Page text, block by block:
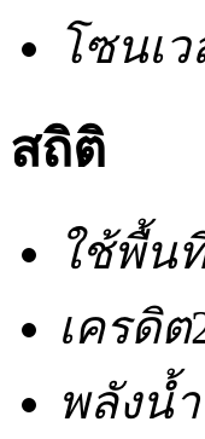
โซนเ
สถิติ
ใช้พื้น
เครดิต
พลังน้